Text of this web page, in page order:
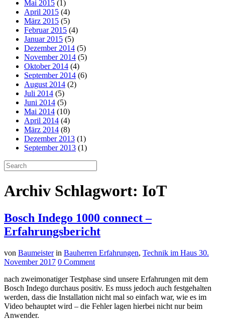
Mai 2015 (1)
April 2015 (4)
März 2015 (5)
Februar 2015 (4)
Januar 2015 (5)
Dezember 2014 (5)
November 2014 (5)
Oktober 2014 (4)
September 2014 (6)
August 2014 (2)
Juli 2014 (5)
Juni 2014 (5)
Mai 2014 (10)
April 2014 (4)
März 2014 (8)
Dezember 2013 (1)
September 2013 (1)
Archiv Schlagwort: IoT
Bosch Indego 1000 connect –
Erfahrungsbericht
von Baumeisterin Bauherren Erfahrungen, Technik im Haus 30.
November 2017 0 Comment
nach zweimonatiger Testphase sind unsere Erfahrungen mit dem
Bosch Indego durchaus positiv. Es muss jedoch auch festgehalten
werden, dass die Installation nicht mal so einfach war, wie es im
Video behauptet wird – die Fehler lagen hierbei nicht nur beim
Anwender.